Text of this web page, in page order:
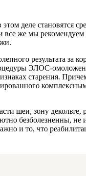
деле становятся
же мы
результата за
ЭЛОС-
старения.
зону декольте,
безболезненны, не
и то, что